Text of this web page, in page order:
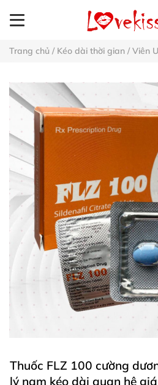
Trang chủ / Kéo dài thời gian / Viên
Thuốc FLZ 100 cường
lý nam kéo dài quan hệ